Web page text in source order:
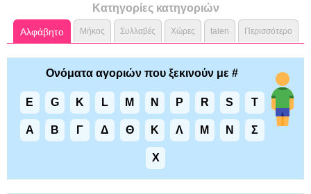
Κατηγορίες κατηγοριών
Αλφάβητο Μήκος Συλλαβές Χώρες talen Περισσότερο
Ονόματα αγοριών που ξεκινούν με #
E G K L M N P R S T
Α Β Γ Δ Θ Κ Λ Μ Ν Σ
Χ